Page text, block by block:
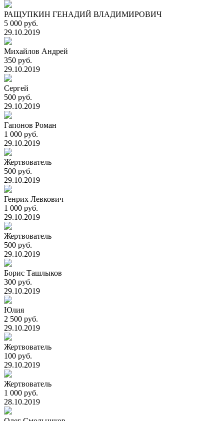
РАЩУПКИН ГЕНАДИЙ ВЛАДИМИРОВИЧ
5 000 руб.
29.10.2019
Михайлов Андрей
350 руб.
29.10.2019
Сергей
500 руб.
29.10.2019
Гапонов Роман
1 000 руб.
29.10.2019
Жертвователь
500 руб.
29.10.2019
Генрих Левкович
1 000 руб.
29.10.2019
Жертвователь
500 руб.
29.10.2019
Борис Ташлыков
300 руб.
29.10.2019
Юлия
2 500 руб.
29.10.2019
Жертвователь
100 руб.
29.10.2019
Жертвователь
1 000 руб.
28.10.2019